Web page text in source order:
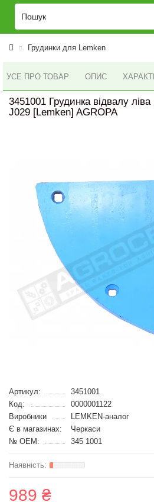
Грудинки для Lemken
УСЕ ПРО ТОВАР ОПИС
3451001 Грудинка відвалу
J029 [Lemken] AGROPA
Артикул:
3451001
Код:
0000001122
Виробники
LEMKEN-аналог
Є в магазинах:
Черкаси
№ OEM:
345 1001
989 ₴